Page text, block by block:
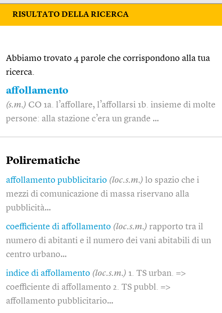
RISULTATO DELLA RICERCA
Abbiamo trovato 4 parole che corrispondono alla tua
ricerca.
affollamento
(s.m.) CO 1a. l’affollare, l’affollarsi 1b. insieme di molte
persone: alla stazione c’era un grande …
Polirematiche
affollamento pubblicitario (loc.s.m.) lo spazio che i
mezzi di comunicazione di massa riservano alla
pubblicità…
coefficiente di affollamento (loc.s.m.) rapporto tra il
numero di abitanti e il numero dei vani abitabili di un
centro urbano…
indice di affollamento (loc.s.m.) 1. TS urban. =>
coefficiente di affollamento 2. TS pubbl. =>
affollamento pubblicitario…